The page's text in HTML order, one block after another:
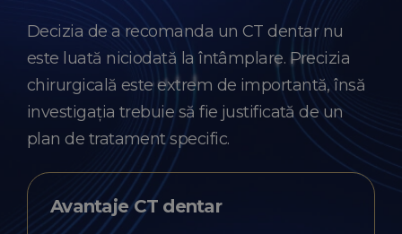
Decizia de a recomanda un CT dentar nu
este luată niciodată la întâmplare. Precizia
chirurgicală este extrem de importantă, însă
investigația trebuie să fie justificată de un
plan de tratament specific.
Avantaje CT dentar